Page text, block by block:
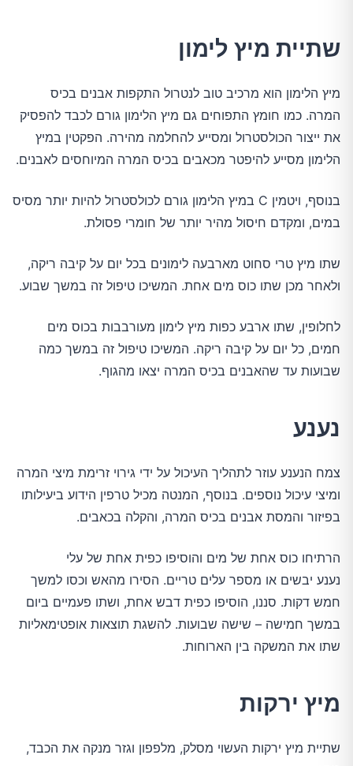
שתיית מיץ לימון
מיץ הלימון הוא מרכיב טוב לנטרול התקפות אבנים בכיס
המרה. כמו חומץ התפוחים גם מיץ הלימון גורם לכבד להפסיק
את ייצור הכולסטרול ומסייע להחלמה מהירה. הפקטין במיץ
הלימון מסייע להיפטר מכאבים בכיס המרה המיוחסים לאבנים.
בנוסף, ויטמין C במיץ הלימון גורם לכולסטרול להיות יותר מסיס
במים, ומקדם חיסול מהיר יותר של חומרי פסולת.
שתו מיץ טרי סחוט מארבעה לימונים בכל יום על קיבה ריקה,
ולאחר מכן שתו כוס מים אחת. המשיכו טיפול זה במשך שבוע.
לחלופין, שתו ארבע כפות מיץ לימון מעורבבות בכוס מים
חמים, כל יום על קיבה ריקה. המשיכו טיפול זה במשך כמה
שבועות עד שהאבנים בכיס המרה יצאו מהגוף.
נענע
צמח הנענע עוזר לתהליך העיכול על ידי גירוי זרימת מיצי המרה
ומיצי עיכול נוספים. בנוסף, המנטה מכיל טרפין הידוע ביעילותו
בפיזור והמסת אבנים בכיס המרה, והקלה בכאבים.
הרתיחו כוס אחת של מים והוסיפו כפית אחת של עלי
נענע יבשים או מספר עלים טריים. הסירו מהאש וכסו למשך
חמש דקות. סננו, הוסיפו כפית דבש אחת, ושתו פעמיים ביום
במשך חמישה – שישה שבועות. להשגת תוצאות אופטימאליות
שתו את המשקה בין הארוחות.
מיץ ירקות
שתיית מיץ ירקות העשוי מסלק, מלפפון וגזר מנקה את הכבד,